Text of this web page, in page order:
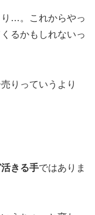
…。これからやっ
るかもしれないっ
りっていうより
きる手ではありま